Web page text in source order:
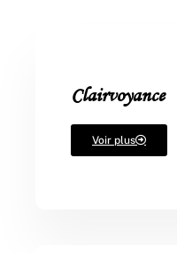
Clairvoyance
Voir plus